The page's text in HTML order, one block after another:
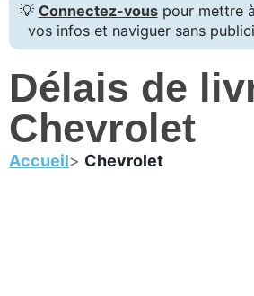
💡 Connectez-vouspour mettre
vos infos et naviguer sans
Délais de
Chevrolet
Accueil Chevrolet